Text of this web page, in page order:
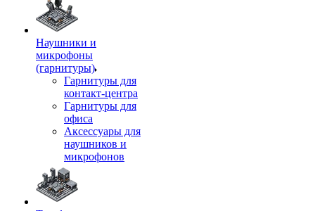
Наушники и
микрофоны
(гарнитуры)
Гарнитуры для
контакт-центра
Гарнитуры для
офиса
Аксессуары для
наушников и
микрофонов